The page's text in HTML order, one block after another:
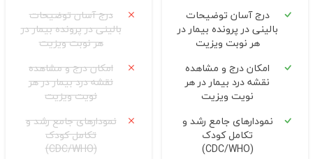
درج آسان توضیحات
بالینی در پرونده بیمار در
هر نوبت ویزیت
امکان درج و مشاهده
نقشه درد بیمار در هر
نویت ویزیت
نمودارهای جامع رشد و
تکامل کودک
(CDC/WHO)
درج آسان توضیحات
بالینی در پرونده بیمار در
هر نوبت ویزیت
امکان درج و مشاهده
نقشه درد بیمار در هر
نویت ویزیت
نمودارهای جامع رشد و
تکامل کودک
(CDC/WHO)